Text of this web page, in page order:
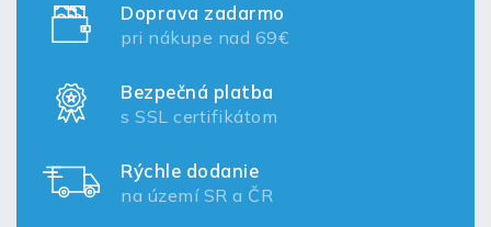
Doprava zadarmo
pri nákupe nad 69€
Bezpečná platba
s SSL certifikátom
Rýchle dodanie
na území SR a ČR